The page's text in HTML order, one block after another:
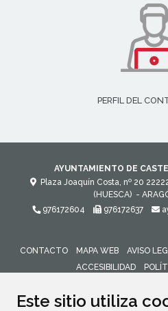
Este sitio utiliza
PERFIL DEL
AYUNTAMIENTO DE
Plaza Joaquín Costa, nº 20
(HUESCA) -
976172604
976172637
CONTACTO MAPA WEB AVISO
ACCESIBILIDAD